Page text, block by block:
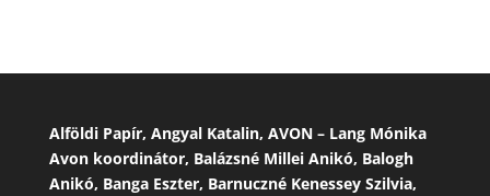
Alföldi Papír, Angyal Katalin, AVON – Lang Mónika
Avon koordinátor, Balázsné Millei Anikó, Balogh
Anikó, Banga Eszter, Barnuczné Kenessey Szilvia,